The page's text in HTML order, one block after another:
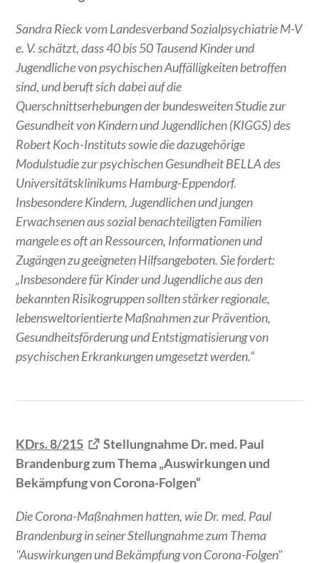
Sandra Rieck vom Landesverband Sozialpsychiatrie M-V
e. V. schätzt, dass 40 bis 50 Tausend Kinder und
Jugendliche von psychischen Auffälligkeiten betroffen
sind, und beruft sich dabei auf die
Querschnittserhebungen der bundesweiten Studie zur
Gesundheit von Kindern und Jugendlichen (KIGGS) des
Robert Koch-Instituts sowie die dazugehörige
Modulstudie zur psychischen Gesundheit BELLA des
Universitätsklinikums Hamburg-Eppendorf.
Insbesondere Kindern, Jugendlichen und jungen
Erwachsenen aus sozial benachteiligten Familien
mangele es oft an Ressourcen, Informationen und
Zugängen zu geeigneten Hilfsangeboten. Sie fordert:
„Insbesondere für Kinder und Jugendliche aus den
bekannten Risikogruppen sollten stärker regionale,
lebensweltorientierte Maßnahmen zur Prävention,
Gesundheitsförderung und Entstigmatisierung von
psychischen Erkrankungen umgesetzt werden.“
KDrs. 8/215
Stellungnahme Dr. med. Paul
Brandenburg zum Thema „Auswirkungen und
Bekämpfung von Corona-Folgen“
Die Corona-Maßnahmen hatten, wie Dr. med. Paul
Brandenburg in seiner Stellungnahme zum Thema
"Auswirkungen und Bekämpfung von Corona-Folgen"